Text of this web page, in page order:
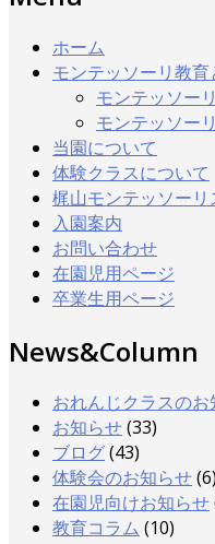
ホーム
モンテッソーリ教育
モンテッソー
モンテッソー
当園について
体験クラスについて
梶山モンテッソー
入園案内
お問い合わせ
在園児用ページ
卒業生用ページ
News&Column
おれんじクラスのお
お知らせ(33)
ブログ(43)
体験会のお知らせ(6)
在園児向けお知らせ
教育コラム (10)